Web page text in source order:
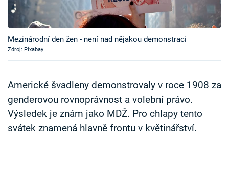
Časopis
Sledujte prima+
Sledujte nás
Mezinárodní den žen - není nad nějakou demonstraci
Zdroj: Pixabay
Americké švadleny demonstrovaly v roce 1908 za
genderovou rovnoprávnost a volební právo.
Výsledek je znám jako MDŽ. Pro chlapy tento
svátek znamená hlavně frontu v květinářství.